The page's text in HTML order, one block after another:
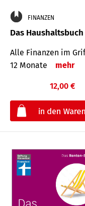
FINANZEN
Das Haushaltsbuch
Alle Finanzen im
12 Monate
mehr
12,00 €